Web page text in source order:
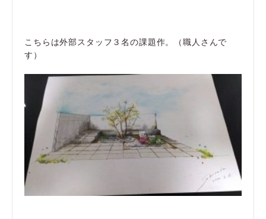
こちらは外部スタッフ３名の課題作。（職人さんで
す）